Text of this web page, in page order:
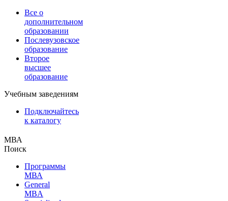
Все о
дополнительном
образовании
Послевузовское
образование
Второе
высшее
образование
Учебным заведениям
Подключайтесь
к каталогу
МВА
Поиск
Программы
МВА
General
MBA